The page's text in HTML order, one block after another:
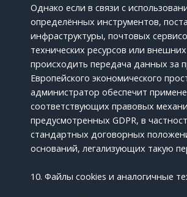
Однако если в связи с
определённых инструментов,
инфраструктуры, почтовых
технических ресурсов или внешних
происходить передача данных за
Европейского экономического
администратор обеспечит
соответствующих правовых
предусмотренных GDPR, в
стандартных договорных
оснований, легализующих такую
10. Файлы cookies и аналогичные